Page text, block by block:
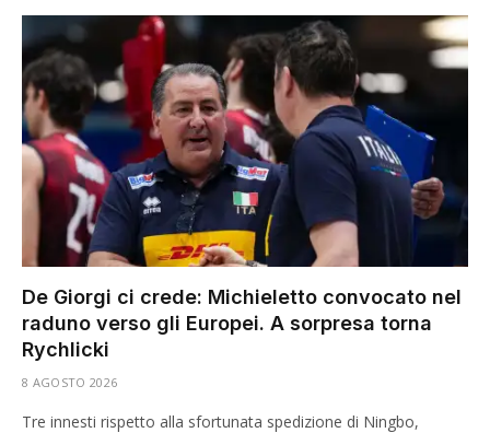
De Giorgi ci crede: Michieletto convocato nel
raduno verso gli Europei. A sorpresa torna
Rychlicki
8 AGOSTO 2026
Tre innesti rispetto alla sfortunata spedizione di Ningbo,